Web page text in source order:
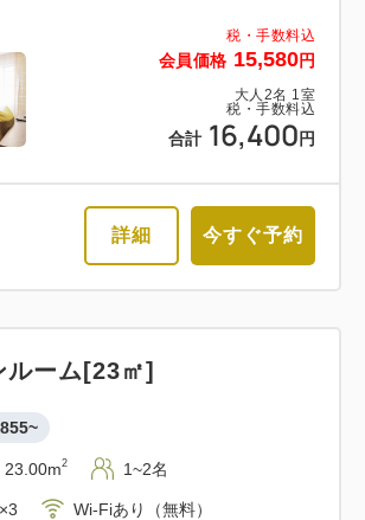
税・手数料込
会員価格 15,580円
大人 2名 1 室
税・手数料込
合計 16,400 円
詳細 今すぐ予約
ルーム[23㎡]
855~
23.00m2 1~2名
Wi-Fiあり（無料）